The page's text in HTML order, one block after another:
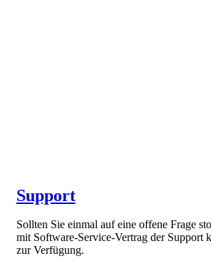
Support
Sollten Sie einmal auf eine offene Frage
mit Software-Service-Vertrag der Support
zur Verfügung.